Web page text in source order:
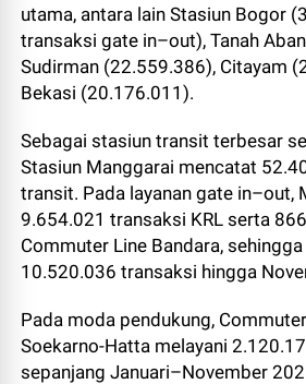
utama, antara lain Stasiun Bogor
transaksi gate in–out), Tanah
Sudirman (22.559.386), Citayam
Bekasi (20.176.011).
Sebagai stasiun transit terbesar
Stasiun Manggarai mencatat
transit. Pada layanan gate in–out,
9.654.021 transaksi KRL serta
Commuter Line Bandara,
10.520.036 transaksi hingga
Pada moda pendukung,
Soekarno-Hatta melayani
sepanjang Januari–November